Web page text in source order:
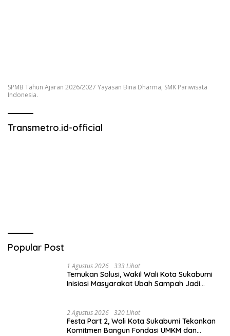
SPMB Tahun Ajaran 2026/2027 Yayasan Bina Dharma, SMK Pariwisata
Indonesia.
Transmetro.id-official
Popular Post
1 Agustus 2026 333 Lihat
Temukan Solusi, Wakil Wali Kota Sukabumi
Inisiasi Masyarakat Ubah Sampah Jadi
2 Agustus 2026 320 Lihat
Festa Part 2, Wali Kota Sukabumi Tekankan
Komitmen Bangun Fondasi UMKM dan